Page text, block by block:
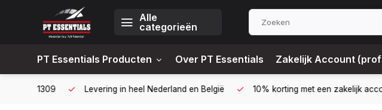
Alle
categorieën
PT Essentials Producten Over PT Essentials Zakelijk Account
Levering in heel Nederland en België 10% korting met een zakelijk account